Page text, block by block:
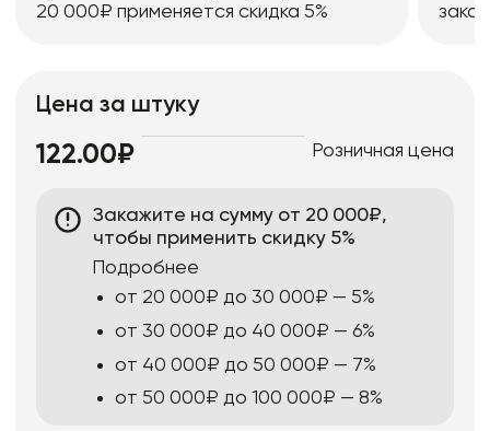
20 000₽ применяется скидка 5%
Цена за штуку
122.00₽ Розничная цена
Закажите на сумму от 20 000₽,
чтобы применить скидку 5%
Подробнее
от 20 000₽ до 30 000₽ — 5%
от 30 000₽ до 40 000₽ — 6%
от 40 000₽ до 50 000₽ — 7%
от 50 000₽ до 100 000₽ — 8%